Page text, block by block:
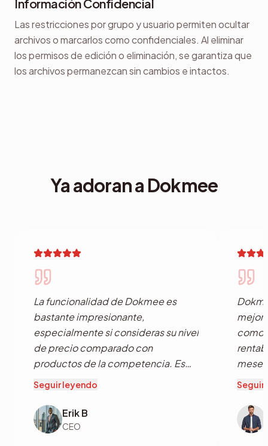
Información Confidencial
Las restricciones por grupo y usuario permiten ocultar
archivos o marcarlos como confidenciales. Al eliminar
los permisos de edición o eliminación, se garantiza que
los archivos permanezcan sin cambios e intactos.
Ya adoran a Dokmee
La funcionalidad de Dokmee es
bastante impresionante,
especialmente si consideras su nivel
de precio comparado con
productos de la competencia. Es
una gran herramienta que ofrece
todo lo básico que usted necesita
para la captura de datos de
documentos escaneados pero
Seguir leyendo
Erik B
CEO
mejor
como
Seguir